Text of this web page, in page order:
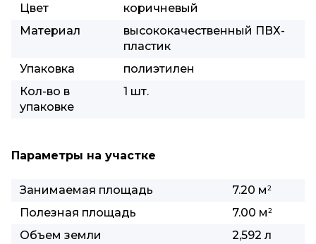
Цвет
коричневый
Материал
высококачественный ПВХ-
пластик
Упаковка
полиэтилен
Кол-во в
упаковке
1 шт.
Параметры на участке
Занимаемая площадь 7.20 м2
Полезная площадь 7.00 м2
Объем земли 2,592 л